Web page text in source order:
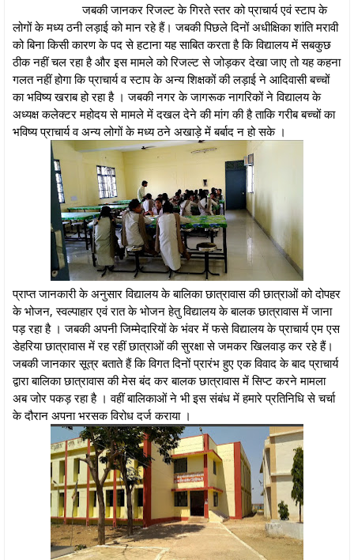
जबकी जानकर रिजल्ट के गिरते स्तर को प्राचार्य एवं स्टाप के
लोगों के मध्य ठनी लड़ाई को मान रहे हैं। जबकी पिछले दिनों अधीक्षिका शांति मरावी
को बिना किसी कारण के पद से हटाना यह साबित करता है कि विद्यालय में सबकुछ
ठीक नहीं चल रहा है और इस मामले को रिजल्ट से जोड़कर देखा जाए तो यह कहना
गलत नहीं होगा कि प्राचार्य व स्टाप के अन्य शिक्षकों की लड़ाई ने आदिवासी बच्चों
का भविष्य खराब हो रहा है । जबकी नगर के जागरूक नागरिकों ने विद्यालय के
अध्यक्ष कलेक्टर महोदय से मामले में दखल देने की मांग की है ताकि गरीब बच्चों का
भविष्य प्राचार्य व अन्य लोगों के मध्य ठने अखाड़े में बर्बाद न हो सके ।
प्राप्त जानकारी के अनुसार विद्यालय के बालिका छात्रावास की छात्राओं को दोपहर
के भोजन, स्वल्पाहार एवं रात के भोजन हेतु विद्यालय के बालक छात्रावास में जाना
पड़ रहा है । जबकी अपनी जिम्मेदारियों के भंवर में फसे विद्यालय के प्राचार्य एम एस
डेहरिया छात्रावास में रह रहीं छात्राओं की सुरक्षा से जमकर खिलवाड़ कर रहे हैं।
जबकी जानकार सूत्र बताते हैं कि विगत दिनों प्रारंभ हुए एक विवाद के बाद प्राचार्य
द्वारा बालिका छात्रावास की मेस बंद कर बालक छात्रावास में सिप्ट करने मामला
अब जोर पकड़ रहा है । वहीं बालिकाओं ने भी इस संबंध में हमारे प्रतिनिधि से चर्चा
के दौरान अपना भरसक विरोध दर्ज कराया ।